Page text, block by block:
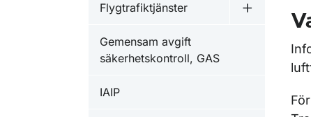
Flygtrafiktjänster
Gemensam avgift
säkerhetskontroll, GAS
IAIP